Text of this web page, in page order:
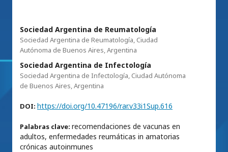
Sociedad Argentina de Reumatología
Sociedad Argentina de Reumatología, Ciudad
Autónoma de Buenos Aires, Argentina
Sociedad Argentina de Infectología
Sociedad Argentina de Infectología, Ciudad Autónoma
de Buenos Aires, Argentina
DOI: https://doi.org/10.47196/rar.v33i1Sup.616
Palabras clave: recomendaciones de vacunas en
adultos, enfermedades reumáticas in amatorias
crónicas autoinmunes